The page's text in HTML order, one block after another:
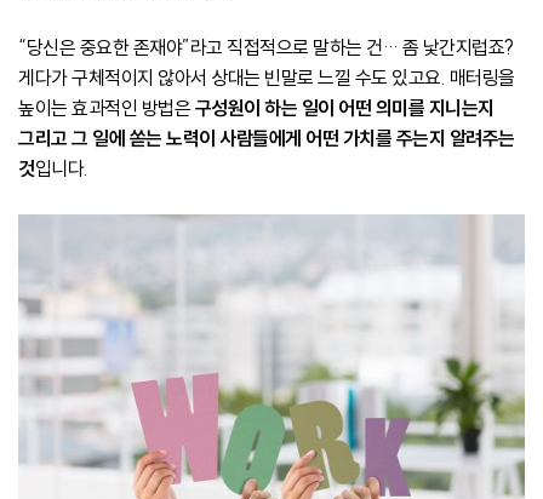
“당신은 중요한 존재야”라고 직접적으로 말하는 건… 좀 낯간지럽죠?
게다가 구체적이지 않아서 상대는 빈말로 느낄 수도 있고요. 매터링을
높이는 효과적인 방법은 구성원이 하는 일이 어떤 의미를 지니는지
그리고 그 일에 쏟는 노력이 사람들에게 어떤 가치를 주는지 알려주는
것입니다.